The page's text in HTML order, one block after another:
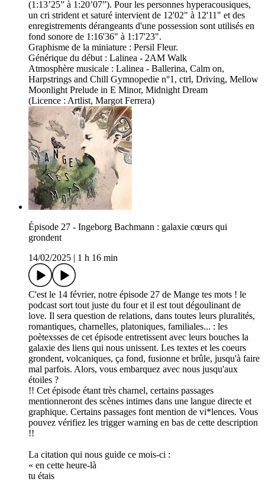
(1:13’25” à 1:20’07”). Pour les personnes hyperacousiques,
un cri strident et saturé intervient de 12'02" à 12'11" et des
enregistrements dérangeants d'une possession sont utilisés en
fond sonore de 1:16'36" à 1:17'23".
Graphisme de la miniature : Persil Fleur.
Générique du début : Lalinea - 2AM Walk
Atmosphère musicale : Lalinea - Ballerina, Calm on,
Harpstrings and Chill Gymnopedie n°1, ctrl, Driving, Mellow
Moonlight Prelude in E Minor, Midnight Dream
(Licence : Artlist, Margot Ferrera)
Épisode 27 - Ingeborg Bachmann : galaxie cœurs qui
grondent
14/02/2025
1 h 16 min
C'est le 14 février, notre épisode 27 de Mange tes mots ! le
podcast sort tout juste du four et il est tout dégoulinant de
love. Il sera question de relations, dans toutes leurs pluralités,
romantiques, charnelles, platoniques, familiales... : les
poètexsses de cet épisode entretissent avec leurs bouches la
galaxie des liens qui nous unissent. Les textes et les coeurs
grondent, volcaniques, ça fond, fusionne et brûle, jusqu'à faire
mal parfois. Alors, vous embarquez avec nous jusqu'aux
étoiles ?
!! Cet épisode étant très charnel, certains passages
mentionneront des scènes intimes dans une langue directe et
graphique. Certains passages font mention de vi*lences. Vous
pouvez vérifiez les trigger warning en bas de cette description
!!
La citation qui nous guide ce mois-ci :
« en cette heure-là
tu étais